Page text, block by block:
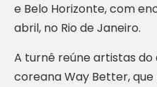
e Belo Horizonte, com
abril, no Rio de Janeiro.
A turnê reúne artistas
coreana Way Better,